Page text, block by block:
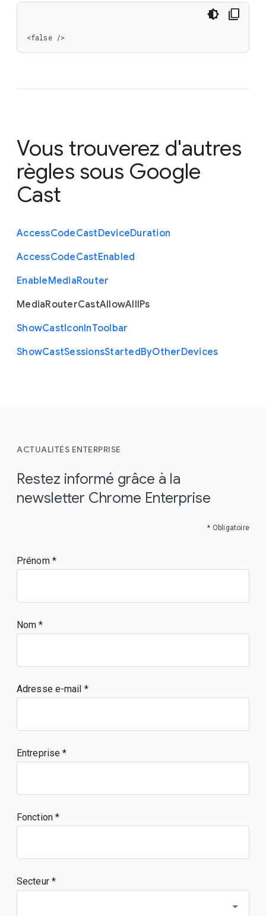
<false />
Vous trouverez d'autres
règles sous Google
Cast
AccessCodeCastDeviceDuration
AccessCodeCastEnabled
EnableMediaRouter
MediaRouterCastAllowAllIPs
ShowCastIconInToolbar
ShowCastSessionsStartedByOtherDevices
ACTUALITÉS ENTERPRISE
Restez informé grâce à la
newsletter Chrome Enterprise
* Obligatoire
Prénom
Nom
Adresse e-mail
Entreprise
Fonction
Secteur *